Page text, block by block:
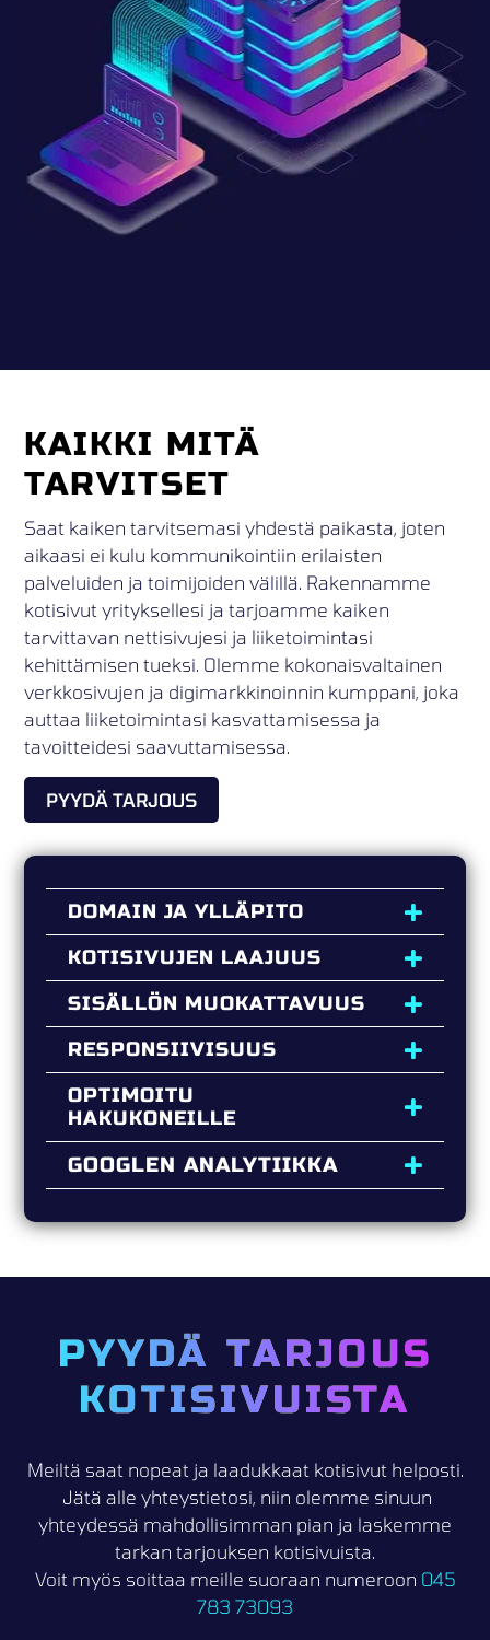
KAIKKI MITÄ
TARVITSET
Saat kaiken tarvitsemasi yhdestä paikasta, joten
aikaasi ei kulu kommunikointiin erilaisten
palveluiden ja toimijoiden välillä. Rakennamme
kotisivut yrityksellesi ja tarjoamme kaiken
tarvittavan nettisivujesi ja liiketoimintasi
kehittämisen tueksi. Olemme kokonaisvaltainen
verkkosivujen ja digimarkkinoinnin kumppani, joka
auttaa liiketoimintasi kasvattamisessa ja
tavoitteidesi saavuttamisessa.
PYYDÄ TARJOUS
DOMAIN JA YLLÄPITO
KOTISIVUJEN LAAJUUS
SISÄLLÖN MUOKATTAVUUS
RESPONSIIVISUUS
OPTIMOITU
HAKUKONEILLE
GOOGLEN ANALYTIIKKA
PYYDÄ TARJOUS
KOTISIVUISTA
Meiltä saat nopeat ja laadukkaat kotisivut helposti.
Jätä alle yhteystietosi, niin olemme sinuun
yhteydessä mahdollisimman pian ja laskemme
tarkan tarjouksen kotisivuista.
Voit myös soittaa meille suoraan numeroon 045
783 73093